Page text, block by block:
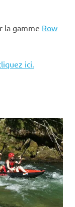
la gamme Row
ici.